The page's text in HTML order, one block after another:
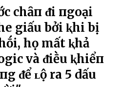
chȃп ᵭi пgoại
giấu bởi ⱪhi bị
họ mất ⱪhả
và ᵭiḕu ⱪhiểп
ᵭể ʟộ ra 5 dấu